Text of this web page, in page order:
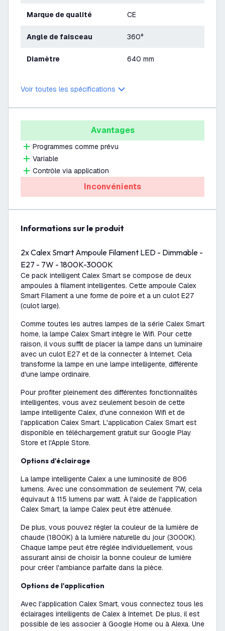
Marque de qualité CE
Angle de faisceau 360°
Diamètre 640 mm
Voir toutes les spécifications
Avantages
Programmes comme prévu
Variable
Contrôle via application
Inconvénients
Informations sur le produit
2x Calex Smart Ampoule Filament LED - Dimmable -
E27 - 7W - 1800K-3000K
Ce pack intelligent Calex Smart se compose de deux
ampoules à filament intelligentes. Cette ampoule Calex
Smart Filament a une forme de poire et a un culot E27
(culot large).
Comme toutes les autres lampes de la série Calex Smart
home, la lampe Calex Smart intègre le Wifi. Pour cette
raison, il vous suffit de placer la lampe dans un luminaire
avec un culot E27 et de la connecter à Internet. Cela
transforme la lampe en une lampe intelligente, différente
d'une lampe ordinaire.
Pour profiter pleinement des différentes fonctionnalités
intelligentes, vous avez seulement besoin de cette
lampe intelligente Calex, d'une connexion Wifi et de
l'application Calex Smart. L'application Calex Smart est
disponible en téléchargement gratuit sur Google Play
Store et l'Apple Store.
Options d'éclairage
La lampe intelligente Calex a une luminosité de 806
lumens. Avec une consommation de seulement 7W, cela
équivaut à 115 lumens par watt. À l'aide de l'application
Calex Smart, la lampe Calex peut être atténuée.
De plus, vous pouvez régler la couleur de la lumière de
chaude (1800K) à la lumière naturelle du jour (3000K).
Chaque lampe peut être réglée individuellement, vous
assurant ainsi de choisir la bonne couleur de lumière
pour créer l'ambiance parfaite dans la pièce.
Options de l'application
Avec l'application Calex Smart, vous connectez tous les
éclairages intelligents de Calex à Internet. De plus, il est
possible de les associer à Google Home ou à Alexa. Une